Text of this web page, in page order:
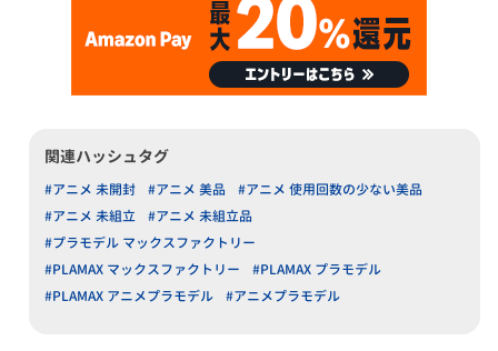
関連ハッシュタグ
#アニメ 未開封 #アニメ 美品
#アニメ 使用回数の少ない美品
#アニメ 未組立
#アニメ 未組立品
#プラモデル マックスファクトリー
#PLAMAX マックスファクトリー
#PLAMAX プラモデル
#PLAMAX アニメプラモデル
#アニメプラモデル